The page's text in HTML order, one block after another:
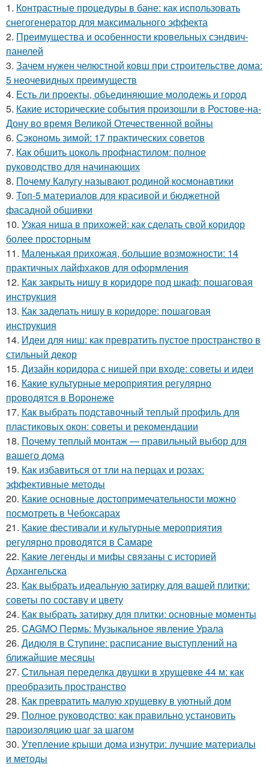
1. Контрастные процедуры в бане: как использовать
снегогенератор для максимального эффекта
2. Преимущества и особенности кровельных сэндвич-
панелей
3. Зачем нужен челюстной ковш при строительстве дома:
5 неочевидных преимуществ
4. Есть ли проекты, объединяющие молодежь и город
5. Какие исторические события произошли в Ростове-на-
Дону во время Великой Отечественной войны
6. Сэкономь зимой: 17 практических советов
7. Как обшить цоколь профнастилом: полное
руководство для начинающих
8. Почему Калугу называют родиной космонавтики
9. Топ-5 материалов для красивой и бюджетной
фасадной обшивки
10. Узкая ниша в прихожей: как сделать свой коридор
более просторным
11. Маленькая прихожая, большие возможности: 14
практичных лайфхаков для оформления
12. Как закрыть нишу в коридоре под шкаф: пошаговая
инструкция
13. Как заделать нишу в коридоре: пошаговая
инструкция
14. Идеи для ниш: как превратить пустое пространство в
стильный декор
15. Дизайн коридора с нишей при входе: советы и идеи
16. Какие культурные мероприятия регулярно
проводятся в Воронеже
17. Как выбрать подставочный теплый профиль для
пластиковых окон: советы и рекомендации
18. Почему теплый монтаж — правильный выбор для
вашего дома
19. Как избавиться от тли на перцах и розах:
эффективные методы
20. Какие основные достопримечательности можно
посмотреть в Чебоксарах
21. Какие фестивали и культурные мероприятия
регулярно проводятся в Самаре
22. Какие легенды и мифы связаны с историей
Архангельска
23. Как выбрать идеальную затирку для вашей плитки:
советы по составу и цвету
24. Как выбрать затирку для плитки: основные моменты
25. CAGMO Пермь: Музыкальное явление Урала
26. Дидюля в Ступине: расписание выступлений на
ближайшие месяцы
27. Стильная переделка двушки в хрущевке 44 м: как
преобразить пространство
28. Как превратить малую хрущевку в уютный дом
29. Полное руководство: как правильно установить
пароизоляцию шаг за шагом
30. Утепление крыши дома изнутри: лучшие материалы
и методы